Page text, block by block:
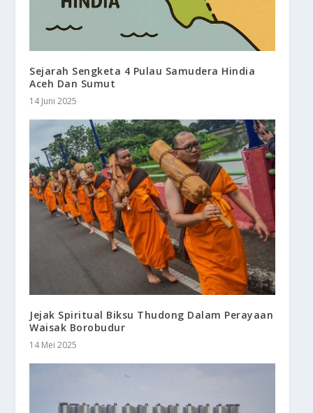
Sejarah Sengketa 4 Pulau Samudera Hindia
Aceh Dan Sumut
14 Juni 2025
Jejak Spiritual Biksu Thudong Dalam Perayaan
Waisak Borobudur
14 Mei 2025